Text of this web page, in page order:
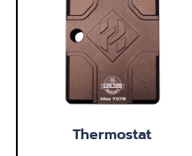
Thermostat